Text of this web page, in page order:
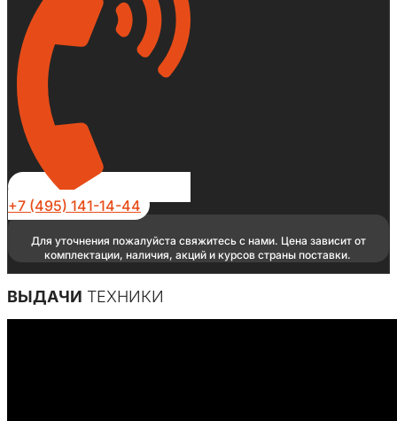
+7 (495) 141-14-44
Для уточнения пожалуйста свяжитесь с нами. Цена зависит от
комплектации, наличия, акций и курсов страны поставки.
ВЫДАЧИ ТЕХНИКИ